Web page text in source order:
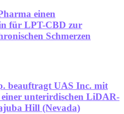
einen
für LPT-CBD zur
Schmerzen
beauftragt UAS Inc. mit
unterirdischen LiDAR-
Hill (Nevada)